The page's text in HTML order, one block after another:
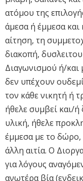
ατόμου της
άμεσα ή έμμεσα και
αίτηση, τη
διακοπή,
Διαγωνισμού ή/και
δεν υπέχουν
τον κάθε νικητή ή
ήθελε συμβεί και/
υλική, ήθελε
έμμεσα με το δώρο,
άλλη αιτία. Ο
για λόγους
ανωτέρα βία